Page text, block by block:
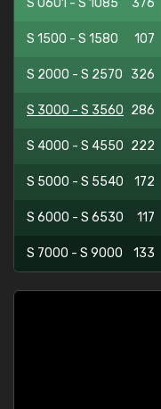
S 0601 - S 1085 376
S 1500 - S 1580 107
S 2000 - S 2570 326
S 3000 - S 3560 286
S 4000 - S 4550 222
S 5000 - S 5540 172
S 6000 - S 6530 117
S 7000 - S 9000 133